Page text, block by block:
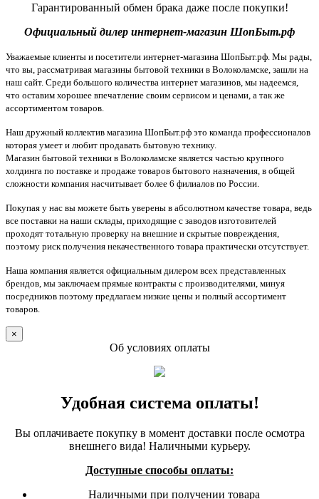
Гарантированный обмен брака даже после покупки!
Официальный дилер интернет-магазин ШопБыт.рф
Уважаемые клиенты и посетители интернет-магазина ШопБыт.рф. Мы рады,
что вы, рассматривая магазины бытовой техники в Волоколамске, зашли на
наш сайт. Среди большого количества интернет магазинов, мы надеемся,
что оставим хорошее впечатление своим сервисом и ценами, а так же
ассортиментом товаров.
Наш дружный коллектив магазина ШопБыт.рф это команда профессионалов
которая умеет и любит продавать бытовую технику.
Магазин бытовой техники в Волоколамске является частью крупного
холдинга по поставке и продаже товаров бытового назначения, в общей
сложности компания насчитывает более 6 филиалов по России.
Покупая у нас вы можете быть уверены в абсолютном качестве товара, ведь
все поставки на наши склады, приходящие с заводов изготовителей
проходят тотальную проверку на внешние и скрытые повреждения,
поэтому риск получения некачественного товара практически отсутствует.
Наша компания является официальным дилером всех представленных
брендов, мы заключаем прямые контракты с производителями, минуя
посредников поэтому предлагаем низкие цены и полный ассортимент
товаров.
×
Об условиях оплаты
Удобная система оплаты!
Вы оплачиваете покупку в момент доставки после осмотра
внешнего вида! Наличными курьеру.
Доступные способы оплаты:
Наличными при получении товара